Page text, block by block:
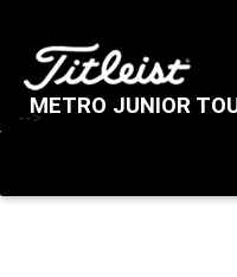
METRO JUNIOR
-->